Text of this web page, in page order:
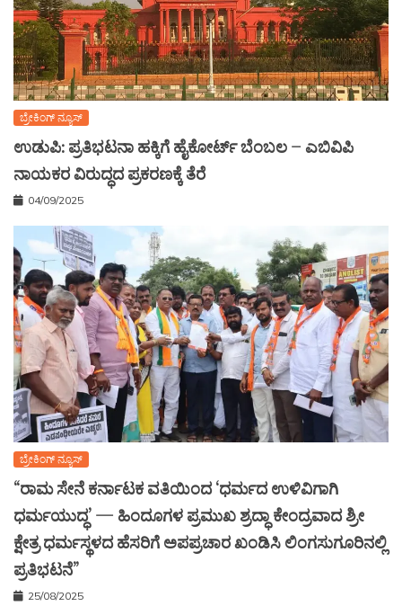
ಬ್ರೇಕಿಂಗ್ ನ್ಯೂಸ್
ಉಡುಪಿ: ಪ್ರತಿಭಟನಾ ಹಕ್ಕಿಗೆ ಹೈಕೋರ್ಟ್ ಬೆಂಬಲ – ಎಬಿವಿಪಿ
ನಾಯಕರ ವಿರುದ್ಧದ ಪ್ರಕರಣಕ್ಕೆ ತೆರೆ
04/09/2025
ಬ್ರೇಕಿಂಗ್ ನ್ಯೂಸ್
“ರಾಮ ಸೇನೆ ಕರ್ನಾಟಕ ವತಿಯಿಂದ ‘ಧರ್ಮದ ಉಳಿವಿಗಾಗಿ
ಧರ್ಮಯುದ್ಧ’ — ಹಿಂದೂಗಳ ಪ್ರಮುಖ ಶ್ರದ್ಧಾ ಕೇಂದ್ರವಾದ ಶ್ರೀ
ಕ್ಷೇತ್ರ ಧರ್ಮಸ್ಥಳದ ಹೆಸರಿಗೆ ಅಪಪ್ರಚಾರ ಖಂಡಿಸಿ ಲಿಂಗಸುಗೂರಿನಲ್ಲಿ
ಪ್ರತಿಭಟನೆ”
25/08/2025